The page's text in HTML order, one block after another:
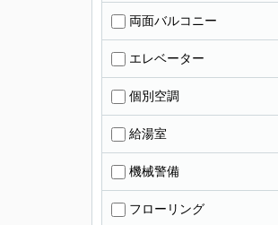
両面バルコニー
エレベーター
個別空調
給湯室
機械警備
フローリング